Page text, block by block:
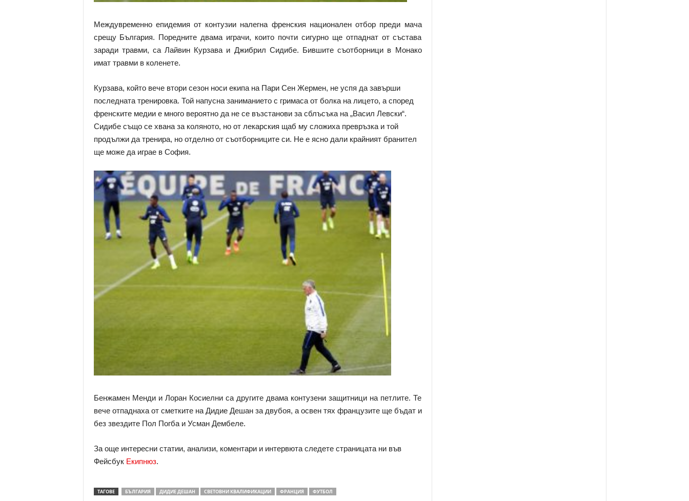
Междувременно епидемия от контузии налегна френския национален отбор преди мача
срещу България. Поредните двама играчи, които почти сигурно ще отпаднат от състава
заради травми, са Лайвин Курзава и Джибрил Сидибе. Бившите съотборници в Монако
имат травми в коленете.
Курзава, който вече втори сезон носи екипа на Пари Сен Жермен, не успя да завърши
последната тренировка. Той напусна заниманието с гримаса от болка на лицето, а според
френските медии е много вероятно да не се възстанови за сблъсъка на „Васил Левски“.
Сидибе също се хвана за коляното, но от лекарския щаб му сложиха превръзка и той
продължи да тренира, но отделно от съотборниците си. Не е ясно дали крайният бранител
ще може да играе в София.
Бенжамен Менди и Лоран Косиелни са другите двама контузени защитници на петлите. Те
вече отпаднаха от сметките на Дидие Дешан за двубоя, а освен тях французите ще бъдат и
без звездите Пол Погба и Усман Дембеле.
За още интересни статии, анализи, коментари и интервюта следете страницата ни във
Фейсбук Екипнюз.
ТАГОВЕ БЪЛГАРИЯ ДИДИЕ ДЕШАН СВЕТОВНИ КВАЛИФИКАЦИИ ФРАНЦИЯ ФУТБОЛ